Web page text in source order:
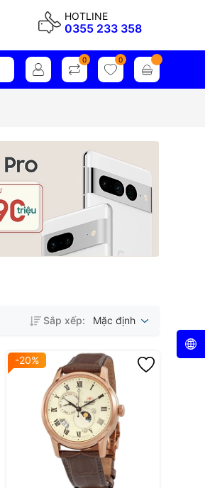
HOTLINE
0355 233 358
0 0
Sắp xếp: Mặc định
-20%